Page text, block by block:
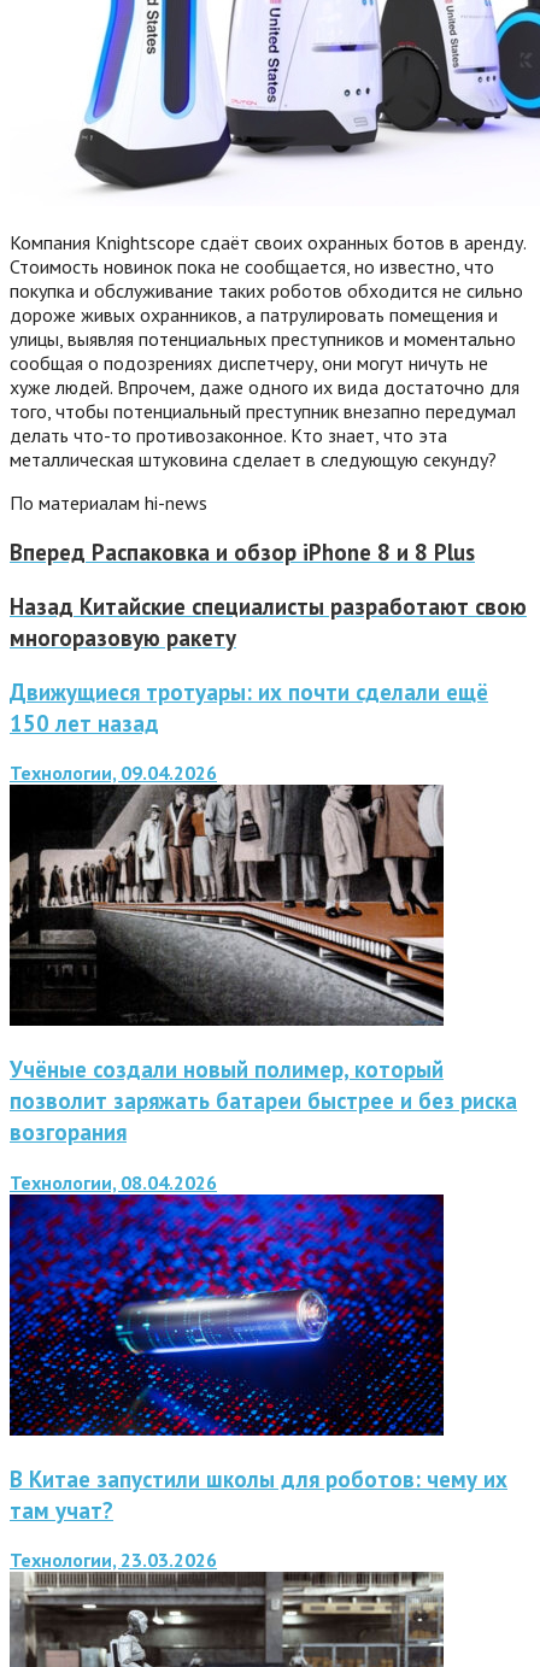
Компания Knightscope сдаёт своих охранных ботов в аренду.
Стоимость новинок пока не сообщается, но известно, что
покупка и обслуживание таких роботов обходится не сильно
дороже живых охранников, а патрулировать помещения и
улицы, выявляя потенциальных преступников и моментально
сообщая о подозрениях диспетчеру, они могут ничуть не
хуже людей. Впрочем, даже одного их вида достаточно для
того, чтобы потенциальный преступник внезапно передумал
делать что-то противозаконное. Кто знает, что эта
металлическая штуковина сделает в следующую секунду?
По материалам hi-news
Вперед Распаковка и обзор iPhone 8 и 8 Plus
Назад Китайские специалисты разработают свою
многоразовую ракету
Движущиеся тротуары: их почти сделали ещё
150 лет назад
Технологии, 09.04.2026
Учёные создали новый полимер, который
позволит заряжать батареи быстрее и без риска
возгорания
Технологии, 08.04.2026
В Китае запустили школы для роботов: чему их
там учат?
Технологии, 23.03.2026